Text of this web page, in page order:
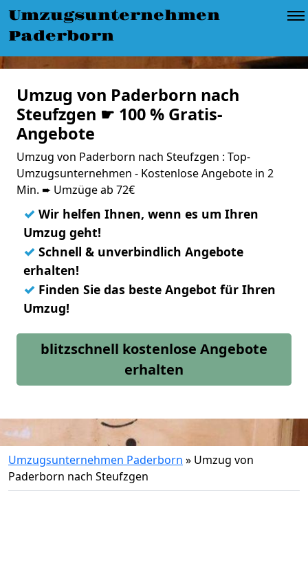
Umzugsunternehmen
Paderborn
Umzug von Paderborn nach
Steufzgen ☛ 100 % Gratis-
Angebote
Umzug von Paderborn nach Steufzgen : Top-
Umzugsunternehmen - Kostenlose Angebote in 2
Min. ➨ Umzüge ab 72€
✓ Wir helfen Ihnen, wenn es um Ihren
Umzug geht!
✓ Schnell & unverbindlich Angebote
erhalten!
✓ Finden Sie das beste Angebot für Ihren
Umzug!
blitzschnell kostenlose Angebote
erhalten
Umzugsunternehmen Paderborn » Umzug von
Paderborn nach Steufzgen